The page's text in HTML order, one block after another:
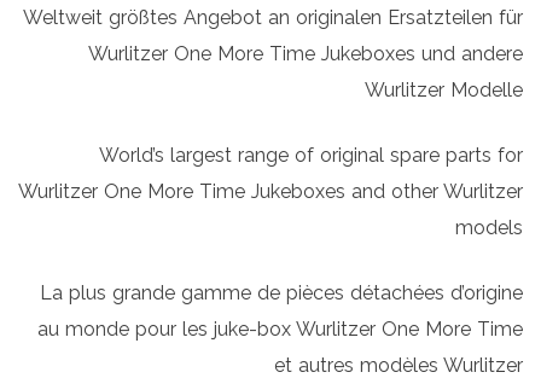
Weltweit größtes Angebot an originalen Ersatzteilen für
Wurlitzer One More Time Jukeboxes und andere
Wurlitzer Modelle
World’s largest range of original spare parts for
Wurlitzer One More Time Jukeboxes and other Wurlitzer
models
La plus grande gamme de pièces détachées d’origine
au monde pour les juke-box Wurlitzer One More Time
et autres modèles Wurlitzer